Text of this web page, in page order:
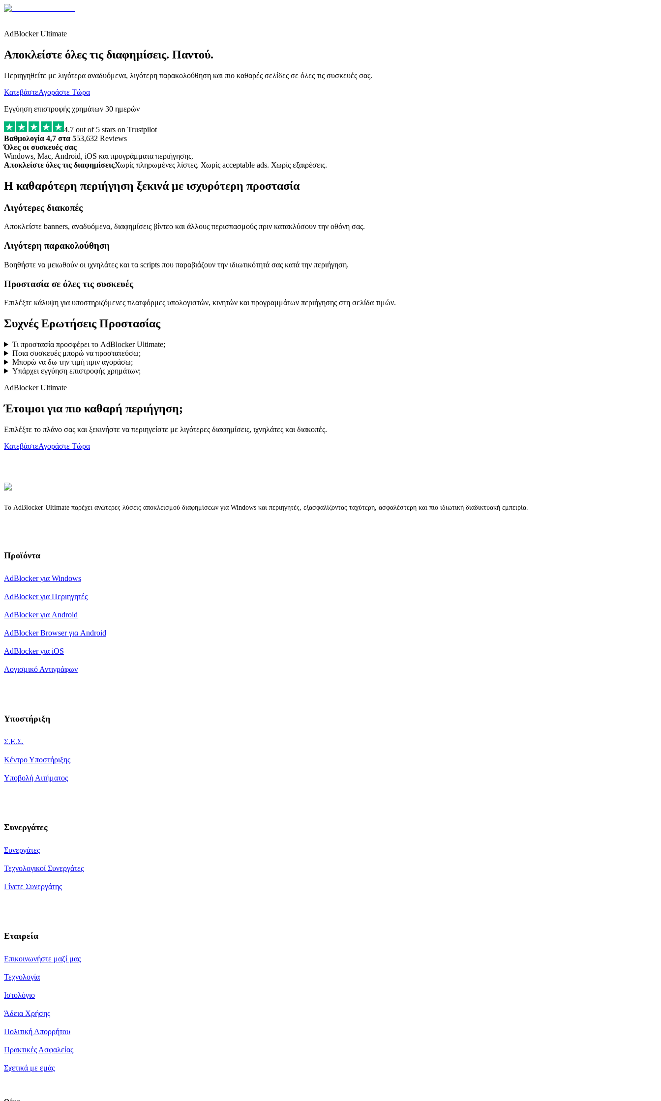
AdBlocker Ultimate
Αποκλείστε όλες τις διαφημίσεις. Παντού.
Περιηγηθείτε με λιγότερα αναδυόμενα, λιγότερη παρακολούθηση και πιο καθαρές σελίδες σε όλες τις συσκευές σας.
ΚατεβάστεΑγοράστε Τώρα
Εγγύηση επιστροφής χρημάτων 30 ημερών
4.7 out of 5 stars on Trustpilot
Βαθμολογία 4,7 στα 553,632 Reviews
Όλες οι συσκευές σας
Windows, Mac, Android, iOS και προγράμματα περιήγησης.
Αποκλείστε όλες τις διαφημίσειςΧωρίς πληρωμένες λίστες. Χωρίς acceptable ads. Χωρίς εξαιρέσεις.
Η καθαρότερη περιήγηση ξεκινά με ισχυρότερη προστασία
Λιγότερες διακοπές
Αποκλείστε banners, αναδυόμενα, διαφημίσεις βίντεο και άλλους περισπασμούς πριν κατακλύσουν την οθόνη σας.
Λιγότερη παρακολούθηση
Βοηθήστε να μειωθούν οι ιχνηλάτες και τα scripts που παραβιάζουν την ιδιωτικότητά σας κατά την περιήγηση.
Προστασία σε όλες τις συσκευές
Επιλέξτε κάλυψη για υποστηριζόμενες πλατφόρμες υπολογιστών, κινητών και προγραμμάτων περιήγησης στη σελίδα τιμών.
Συχνές Ερωτήσεις Προστασίας
Τι προστασία προσφέρει το AdBlocker Ultimate;
Ποια συσκευές μπορώ να προστατεύσω;
Μπορώ να δω την τιμή πριν αγοράσω;
Υπάρχει εγγύηση επιστροφής χρημάτων;
AdBlocker Ultimate
Έτοιμοι για πιο καθαρή περιήγηση;
Επιλέξτε το πλάνο σας και ξεκινήστε να περιηγείστε με λιγότερες διαφημίσεις, ιχνηλάτες και διακοπές.
ΚατεβάστεΑγοράστε Τώρα
Το AdBlocker Ultimate παρέχει ανώτερες λύσεις αποκλεισμού διαφημίσεων για Windows και περιηγητές, εξασφαλίζοντας ταχύτερη, ασφαλέστερη και πιο ιδιωτική διαδικτυακή εμπειρία.
Προϊόντα
AdBlocker για Windows
AdBlocker για Περιηγητές
AdBlocker για Android
AdBlocker Browser για Android
AdBlocker για iOS
Λογισμικό Αντιγράφων
Υποστήριξη
Σ.Ε.Σ.
Κέντρο Υποστήριξης
Υποβολή Αιτήματος
Συνεργάτες
Συνεργάτες
Τεχνολογικοί Συνεργάτες
Γίνετε Συνεργάτης
Εταιρεία
Επικοινωνήστε μαζί μας
Τεχνολογία
Ιστολόγιο
Άδεια Χρήσης
Πολιτική Απορρήτου
Πρακτικές Ασφαλείας
Σχετικά με εμάς